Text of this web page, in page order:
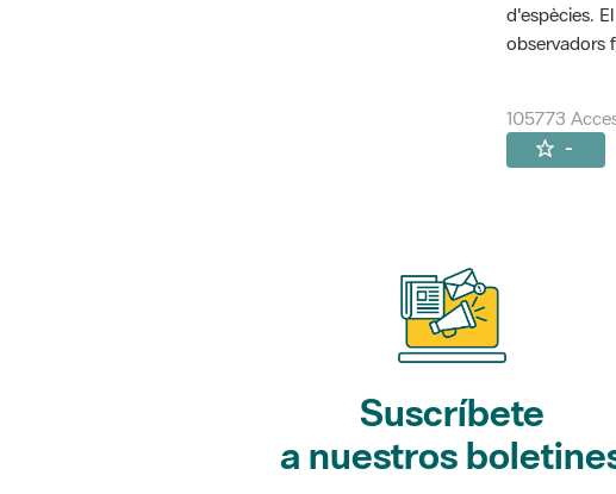
d'espècies.
observadors
105773
-
Suscríbete
a nuestros